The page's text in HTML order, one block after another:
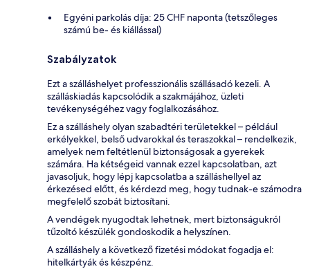
Egyéni parkolás díja: 25 CHF naponta (tetszőleges
számú be- és kiállással)
Szabályzatok
Ezt a szálláshelyet professzionális szállásadó kezeli. A
szálláskiadás kapcsolódik a szakmájához, üzleti
tevékenységéhez vagy foglalkozásához.
Ez a szálláshely olyan szabadtéri területekkel – például
erkélyekkel, belső udvarokkal és teraszokkal – rendelkezik,
amelyek nem feltétlenül biztonságosak a gyerekek
számára. Ha kétségeid vannak ezzel kapcsolatban, azt
javasoljuk, hogy lépj kapcsolatba a szálláshellyel az
érkezésed előtt, és kérdezd meg, hogy tudnak-e számodra
megfelelő szobát biztosítani.
A vendégek nyugodtak lehetnek, mert biztonságukról
tűzoltó készülék gondoskodik a helyszínen.
A szálláshely a következő fizetési módokat fogadja el:
hitelkártyák és készpénz.